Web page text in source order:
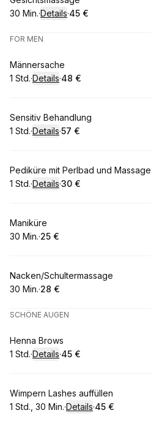
.Dauer:
30 Min.·Details·
.Preis
45 €
FOR MEN
Buchen
Männersache
. Dauer:
1 Std.·Details·
.Preis
48 €
Buchen
Sensitiv Behandlung
. Dauer:
1 Std.·Details·
.Preis
57 €
Buchen
Pediküre mit Perlbad und Massage
. Dauer:
1 Std.·Details·
.Preis
30 €
Buchen
Maniküre
.Dauer:
30 Min.·
.Preis
25 €
Buchen
Nacken/Schultermassage
.Dauer:
30 Min.·
.Preis
28 €
SCHÖNE AUGEN
Buchen
Henna Brows
. Dauer:
1 Std.·Details·
.Preis
45 €
Buchen
Wimpern Lashes auffüllen
. Dauer:
1 Std., 30 Min.·Details·
.Preis
45 €